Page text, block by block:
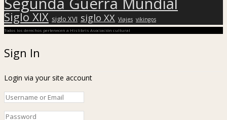
Siglo XIX siglo XVI siglo XX Viajes vikingos
Todos los derechos pertenecen a Hislibris Asociación cultural
Sign In
Login via your site account